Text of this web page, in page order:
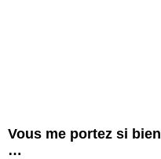
Vous me portez si bien
…